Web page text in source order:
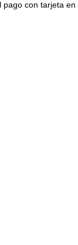
pago con tarjeta